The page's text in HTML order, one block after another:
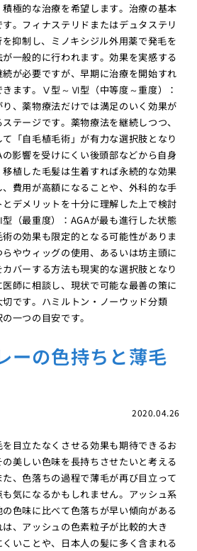
極的な治療を希望します。治療の基本
。フィナステリドまたはデュタステリ
を抑制し、ミノキシジル外用薬で発毛を
一般的に行われます。効果を実感する
が必要ですが、早期に治療を開始すれ
きます。Ⅴ型～Ⅵ型（中等度～重度）：
、薬物療法だけでは満足のいく効果が
テージです。薬物療法を継続しつつ、
「自毛植毛術」が有力な選択肢となり
影響を受けにくい後頭部などから自身
植した毛髪は生着すれば永続的な効果
費用が高額になることや、外科的な手
デメリットを十分に理解した上で検討
（最重度）：AGAが最も進行した状態
の効果も限定的となる可能性がありま
やウィッグの使用、あるいは坊主頭に
バーする方法も現実的な選択肢となり
師に相談し、現状で可能な最善の策に
です。ハミルトン・ノーウッド分類
一つの目安です。
ーの色持ちと薄毛
2020.04.26
目立たなくさせる効果も期待できるお
美しい色味を長持ちさせたいと考える
、色落ちの過程で薄毛が再び目立って
気になるかもしれません。アッシュ系
色味に比べて色落ちが早い傾向がある
、アッシュの色素粒子が比較的大き
いことや、日本人の髪に多く含まれる